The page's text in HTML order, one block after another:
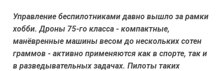
Управление беспилотниками давно вышло за рамки
хобби. Дроны 75-го класса - компактные,
манёвренные машины весом до нескольких сотен
граммов - активно применяются как в спорте, так и
в разведывательных задачах. Пилоты таких